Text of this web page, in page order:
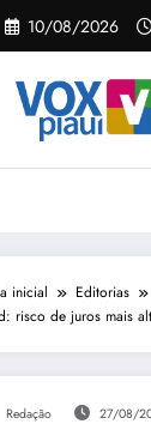
10/08/2026
inicial Editorias
risco de juros mais
Redação 27/08/